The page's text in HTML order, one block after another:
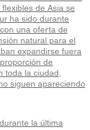
de Asia se
ha sido durante
una oferta de
natural para el
expandirse fuera
de
toda la ciudad,
siguen apareciendo
la última